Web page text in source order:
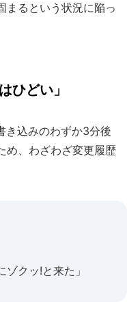
まるという状況に陥っ
ひどい」
き込みのわずか3分後
め、わざわざ変更履歴
ゾクッ!と来た」